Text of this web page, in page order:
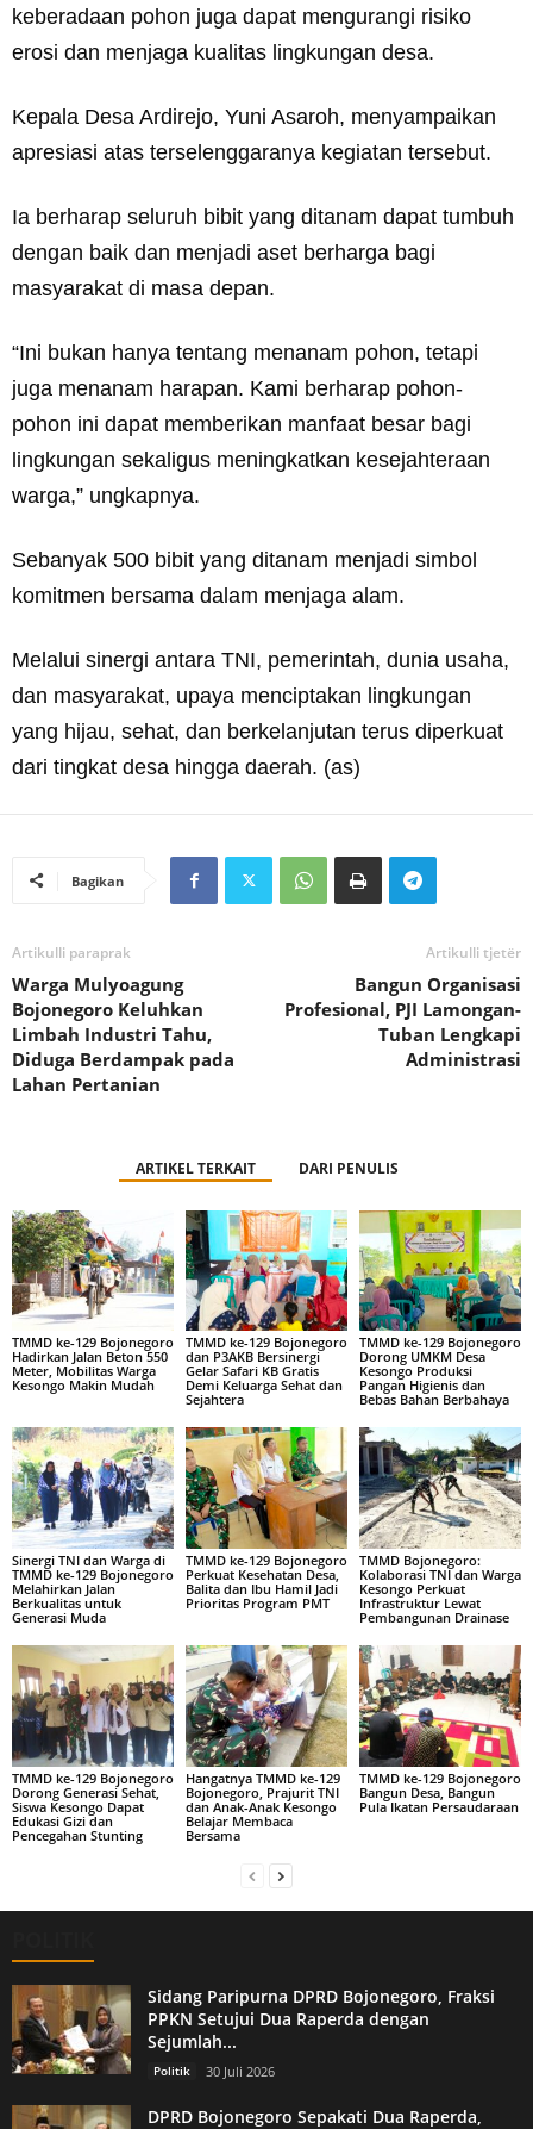
keberadaan pohon juga dapat mengurangi risiko
erosi dan menjaga kualitas lingkungan desa.
Kepala Desa Ardirejo, Yuni Asaroh, menyampaikan
apresiasi atas terselenggaranya kegiatan tersebut.
Ia berharap seluruh bibit yang ditanam dapat tumbuh
dengan baik dan menjadi aset berharga bagi
masyarakat di masa depan.
“Ini bukan hanya tentang menanam pohon, tetapi
juga menanam harapan. Kami berharap pohon-
pohon ini dapat memberikan manfaat besar bagi
lingkungan sekaligus meningkatkan kesejahteraan
warga,” ungkapnya.
Sebanyak 500 bibit yang ditanam menjadi simbol
komitmen bersama dalam menjaga alam.
Melalui sinergi antara TNI, pemerintah, dunia usaha,
dan masyarakat, upaya menciptakan lingkungan
yang hijau, sehat, dan berkelanjutan terus diperkuat
dari tingkat desa hingga daerah. (as)
Bagikan
Artikulli paraprak
Warga Mulyoagung
Bojonegoro Keluhkan
Limbah Industri Tahu,
Diduga Berdampak pada
Lahan Pertanian
Artikulli tjetër
Bangun Organisasi
Profesional, PJI Lamongan-
Tuban Lengkapi
Administrasi
ARTIKEL TERKAIT DARI PENULIS
TMMD ke-129 Bojonegoro
Hadirkan Jalan Beton 550
Meter, Mobilitas Warga
Kesongo Makin Mudah
TMMD ke-129 Bojonegoro
dan P3AKB Bersinergi
Gelar Safari KB Gratis
Demi Keluarga Sehat dan
Sejahtera
TMMD ke-129 Bojonegoro
Dorong UMKM Desa
Kesongo Produksi
Pangan Higienis dan
Bebas Bahan Berbahaya
Sinergi TNI dan Warga di
TMMD ke-129 Bojonegoro
Melahirkan Jalan
Berkualitas untuk
Generasi Muda
TMMD ke-129 Bojonegoro
Perkuat Kesehatan Desa,
Balita dan Ibu Hamil Jadi
Prioritas Program PMT
TMMD Bojonegoro:
Kolaborasi TNI dan Warga
Kesongo Perkuat
Infrastruktur Lewat
Pembangunan Drainase
TMMD ke-129 Bojonegoro
Dorong Generasi Sehat,
Siswa Kesongo Dapat
Edukasi Gizi dan
Pencegahan Stunting
Hangatnya TMMD ke-129
Bojonegoro, Prajurit TNI
dan Anak-Anak Kesongo
Belajar Membaca
Bersama
TMMD ke-129 Bojonegoro
Bangun Desa, Bangun
Pula Ikatan Persaudaraan
Sidang Paripurna DPRD Bojonegoro, Fraksi
PPKN Setujui Dua Raperda dengan
Sejumlah...
Politik 30 Juli 2026
DPRD Bojonegoro Sepakati Dua Raperda,